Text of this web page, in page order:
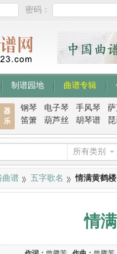
密码：
制谱园地 曲谱专辑
器
乐
钢琴 电子琴 手风琴
笛箫
葫芦丝 胡琴谱
所有类别
曲谱 五字歌名 情满黄鹤楼
情